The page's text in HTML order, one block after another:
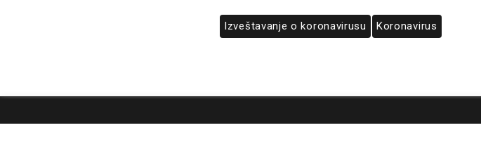
Izveštavanje o koronavirusu Koronavirus